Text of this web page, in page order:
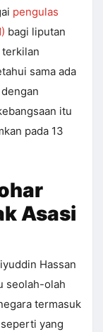
pengulas
bagi liputan
terkilan
sama ada
itu
pada 13
Asasi
Hassan
seolah-olah
termasuk
yang